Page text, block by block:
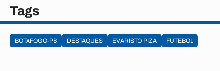
Tags
BOTAFOGO-PB DESTAQUES EVARISTO PIZA FUTEBOL